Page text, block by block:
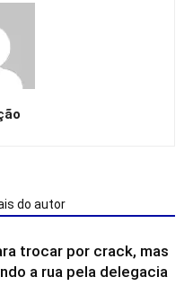
do autor
trocar por crack, mas
a rua pela delegacia